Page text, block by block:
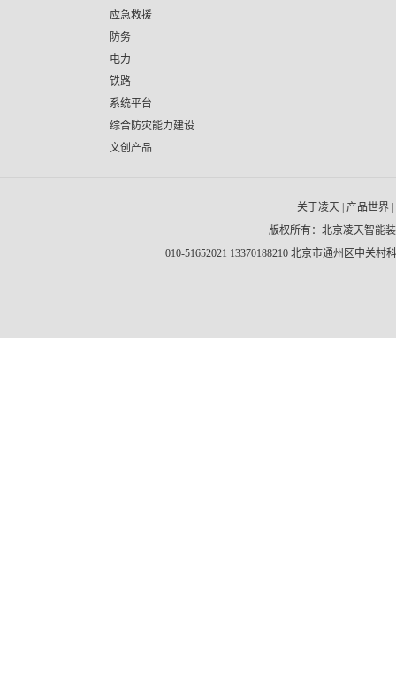
应急救援
防务
电力
铁路
系统平台
综合防灾能力建设
文创产品
关于凌天 产品世界
版权所有：北京凌天智能
010-51652021 13370188210 北京市通州区中关